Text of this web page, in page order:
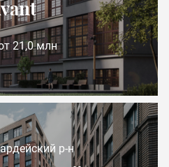
21,0 млн
р-н